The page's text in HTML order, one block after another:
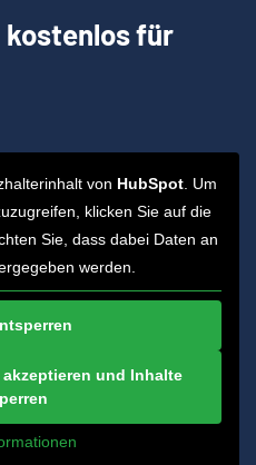
kostenlos für
von HubSpot. Um
klicken Sie auf die
Sie, dass dabei Daten an
werden.
und Inhalte